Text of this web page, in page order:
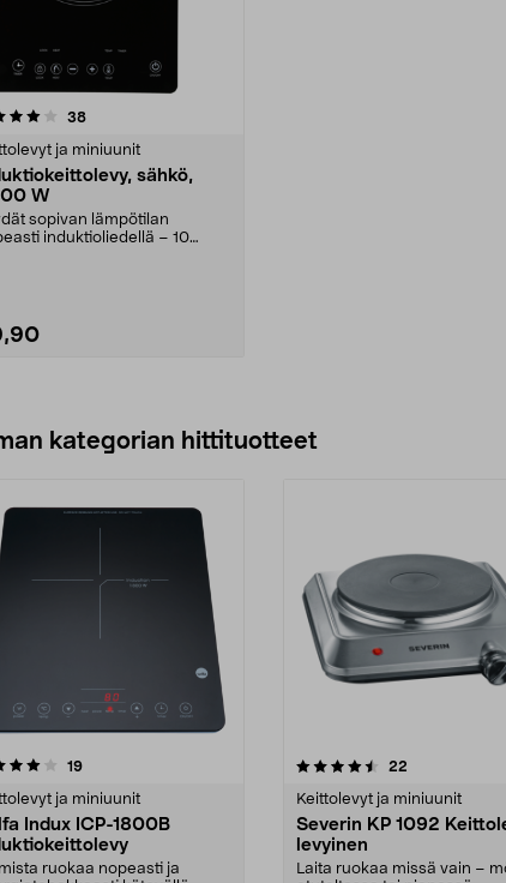
38arvostelut
ja miniuunit
sähkö,
W
sopivan lämpötilan
induktioliedellä – 10
kategorian hittituotteet
19arvostelut
ja miniuunit
Indux ICP-1800B
ruokaa nopeasti ja
4.5 viidestä
22
Keittolevyt ja miniuunit
Severin KP 1092
levyinen
Laita ruokaa missä vain –
4.0 viidestä